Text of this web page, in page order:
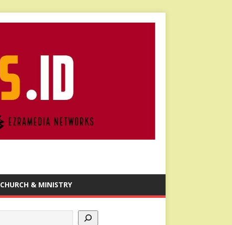
CHURCH & MINISTRY